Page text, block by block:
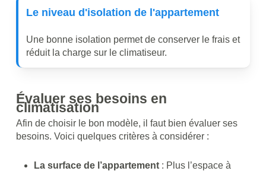
Le niveau d'isolation de l'appartement
Une bonne isolation permet de conserver le frais et
réduit la charge sur le climatiseur.
Évaluer ses besoins en
climatisation
Afin de choisir le bon modèle, il faut bien évaluer ses
besoins. Voici quelques critères à considérer :
La surface de l’appartement: Plus l’espace à